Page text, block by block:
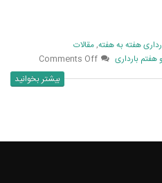
هفته به هفته,مقالات
بارداری Comments Off
بیشتر بخوانید